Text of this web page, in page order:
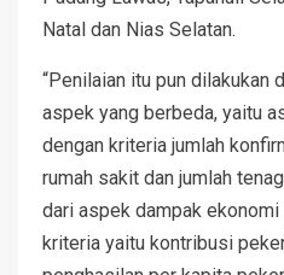
Natal dan Nias Selatan.
“Penilaian itu pun dilakukan
aspek yang berbeda, yaitu
dengan kriteria jumlah
rumah sakit dan jumlah
dari aspek dampak
kriteria yaitu kontribusi